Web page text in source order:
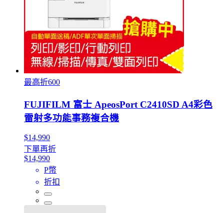
最高折600
FUJIFILM 富士 ApeosPort C2410SD A4彩色
雷射多功能事務複合機
$14,990
下單再折
$14,990
P幣
折扣